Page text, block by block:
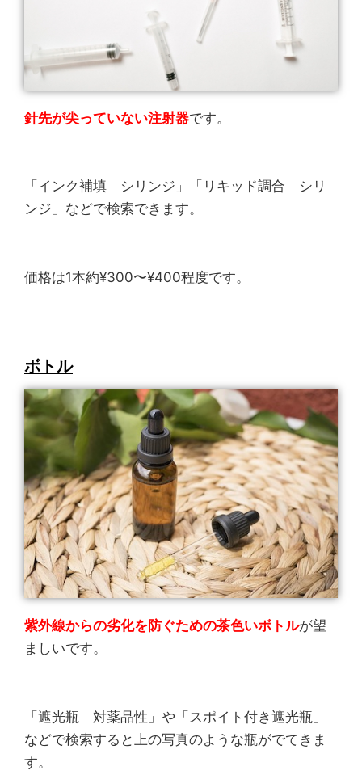
針先が尖っていない注射器です。
「インク補填 シリンジ」「リキッド調合 シリ
ンジ」などで検索できます。
価格は1本約¥300〜¥400程度です。
ボトル
紫外線からの劣化を防ぐための茶色いボトルが望
ましいです。
「遮光瓶 対薬品性」や「スポイト付き遮光瓶」
などで検索すると上の写真のような瓶がでてきま
す。